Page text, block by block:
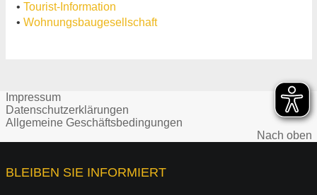
• Tourist-Information
• Wohnungsbaugesellschaft
Impressum
Datenschutzerklärungen
Allgemeine Geschäftsbedingungen
Nach oben
BLEIBEN SIE INFORMIERT